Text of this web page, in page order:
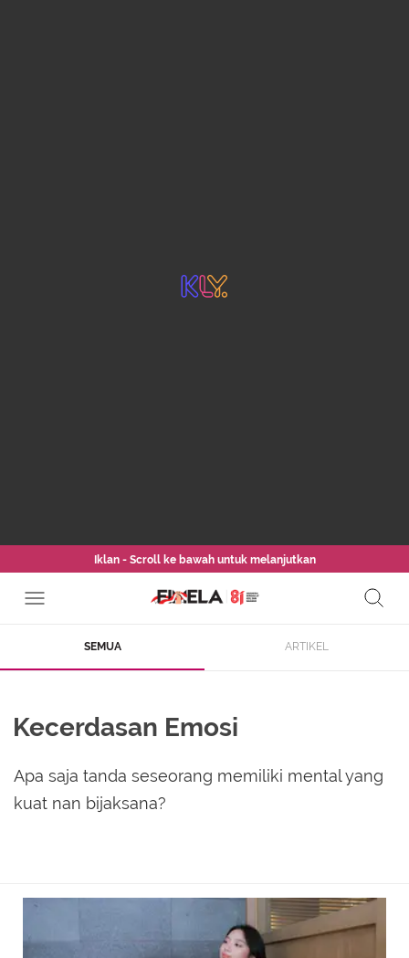
Iklan - Scroll ke bawah untuk melanjutkan
SEMUA ARTIKEL
Kecerdasan Emosi
Apa saja tanda seseorang memiliki mental yang
kuat nan bijaksana?